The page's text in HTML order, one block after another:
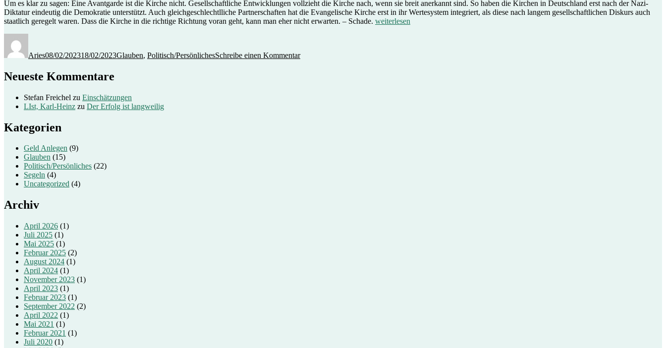
Um es klar zu sagen: Eine Avantgarde ist die Kirche nicht. Gesellschaftliche Entwicklungen vollzieht die Kirche nach, wenn sie breit anerkannt sind. So haben die Kirchen in Deutschland erst nach der Nazi-
Diktatur eindeutig die Demokratie unterstützt. Auch gleichgeschlechtlliche Partnerschaften hat die Evangelische Kirche erst in ihr Wertesystem integriert, als diese nach langem gesellschaftlichen Diskurs auch
staatlich geregelt waren. Dass die Kirche in die richtige Richtung voran geht, kann man eher nicht erwarten. – Schade. „Wozu
weiterlesen
Aries08/02/202318/02/2023Glauben, Politisch/PersönlichesSchreibe einen KommentarKirche?
Neueste Kommentare
Stefan Freichel zu Einschätzungen
LIst, Karl-Heinz zu Der Erfolg ist langweilig
Kategorien
Geld Anlegen (9)
Glauben (15)
Politisch/Persönliches (22)
Segeln (4)
Uncategorized (4)
Archiv
April 2026 (1)
Juli 2025 (1)
Mai 2025 (1)
Februar 2025 (2)
August 2024 (1)
April 2024 (1)
November 2023 (1)
April 2023 (1)
Februar 2023 (1)
September 2022 (2)
April 2022 (1)
Mai 2021 (1)
Februar 2021 (1)
Juli 2020 (1)